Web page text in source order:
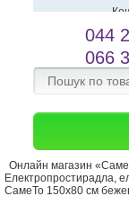
Зворотній зв'язок
044
066
Онлайн магазин
Електропростирадла,
СамеТо 150х80 см